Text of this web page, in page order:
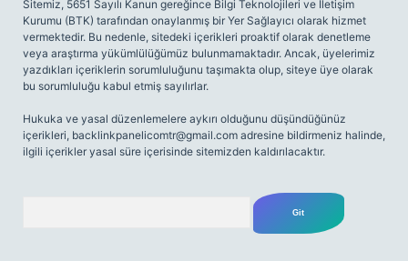
Sitemiz, 5651 Sayılı Kanun gereğince Bilgi Teknolojileri ve İletişim
Kurumu (BTK) tarafından onaylanmış bir Yer Sağlayıcı olarak hizmet
vermektedir. Bu nedenle, sitedeki içerikleri proaktif olarak denetleme
veya araştırma yükümlülüğümüz bulunmamaktadır. Ancak, üyelerimiz
yazdıkları içeriklerin sorumluluğunu taşımakta olup, siteye üye olarak
bu sorumluluğu kabul etmiş sayılırlar.
Hukuka ve yasal düzenlemelere aykırı olduğunu düşündüğünüz
içerikleri, backlinkpanelicomtr@gmail.com adresine bildirmeniz halinde,
ilgili içerikler yasal süre içerisinde sitemizden kaldırılacaktır.